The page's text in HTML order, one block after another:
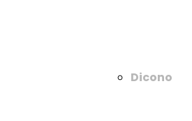
Dicono